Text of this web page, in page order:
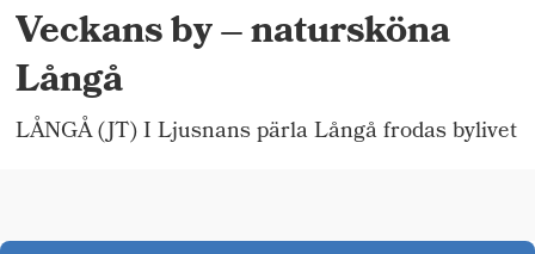
Veckans by – natursköna
Långå
LÅNGÅ (JT) I Ljusnans pärla Långå frodas bylivet